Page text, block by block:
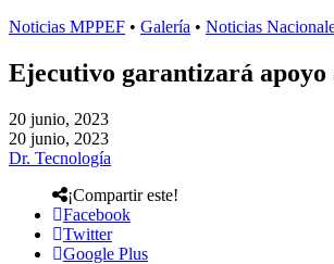
Noticias MPPEF • Galería • Noticias
Ejecutivo garantizará
20 junio, 2023
20 junio, 2023
Dr. Tecnología
¡Compartir este!
Facebook
Twitter
Google Plus